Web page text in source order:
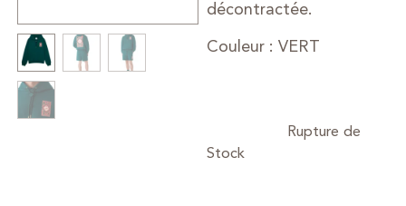
décontractée.
Couleur : VERT